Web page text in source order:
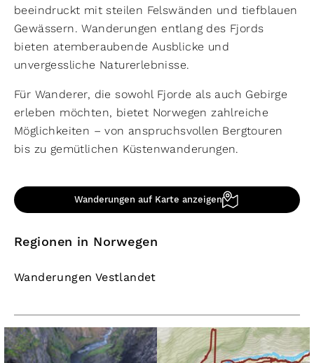
beeindruckt mit steilen Felswänden und tiefblauen
Gewässern. Wanderungen entlang des Fjords
bieten atemberaubende Ausblicke und
unvergessliche Naturerlebnisse.
Für Wanderer, die sowohl Fjorde als auch Gebirge
erleben möchten, bietet Norwegen zahlreiche
Möglichkeiten – von anspruchsvollen Bergtouren
bis zu gemütlichen Küstenwanderungen.
Wanderungen auf Karte anzeigen
Regionen in Norwegen
Wanderungen Vestlandet